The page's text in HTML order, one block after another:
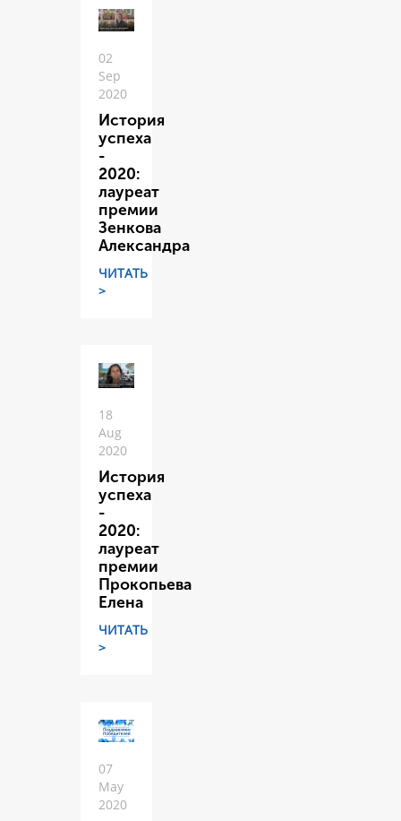
02
Sep
2020
История
успеха
-
2020:
лауреат
премии
Зенкова
Александра
ЧИТАТЬ
>
18
Aug
2020
История
успеха
-
2020:
лауреат
премии
Прокопьева
Елена
ЧИТАТЬ
>
07
May
2020